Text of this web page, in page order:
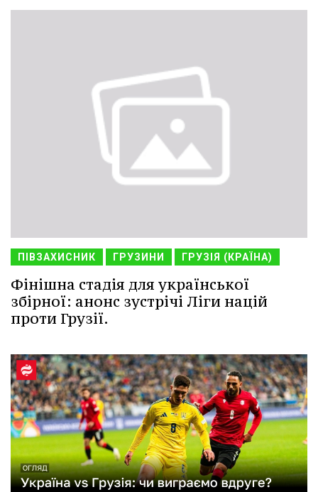
ПІВЗАХИСНИК ГРУЗИНИ ГРУЗІЯ (КРАЇНА)
Фінішна стадія для української
збірної: анонс зустрічі Ліги націй
проти Грузії.